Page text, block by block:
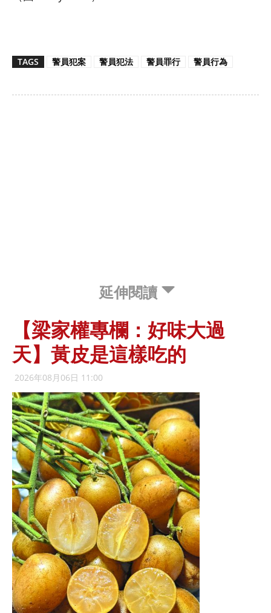
TAGS 警員犯案 警員犯法 警員罪行 警員行為
延伸閱讀
【梁家權專欄：好味大過
天】黃皮是這樣吃的
2026年08月06日 11:00